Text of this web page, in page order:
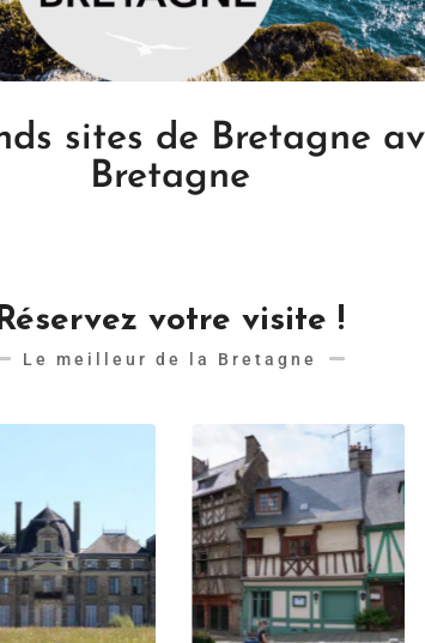
sites de Bretagne
Bretagne
Réservez votre visite !
Le meilleur de la Bretagne